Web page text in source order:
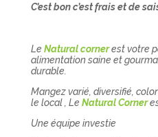
C’est bon c’est frais et de
Le Natural cornerest votre
alimentation saine et
durable.
Mangez varié, diversifié,
le local , Le Natural Corner
Une équipe investie